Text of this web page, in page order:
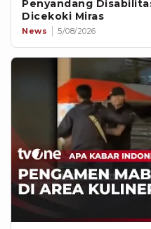
Penyandang
Dicekoki Miras
News 5/08/2026